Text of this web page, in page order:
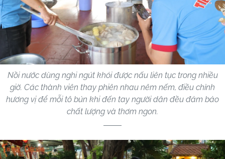
Nồi nước dùng nghi ngút khói được nấu liên tục trong nhiều
giờ. Các thành viên thay phiên nhau nêm nếm, điều chỉnh
hương vị để mỗi tô bún khi đến tay người dân đều đảm bảo
chất lượng và thơm ngon.